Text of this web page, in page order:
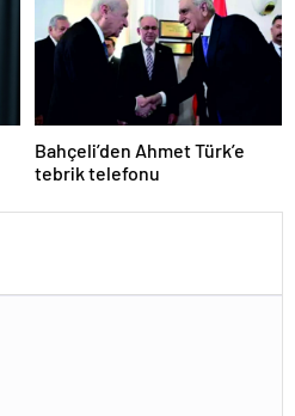
Bahçeli’den Ahmet Türk’e
tebrik telefonu